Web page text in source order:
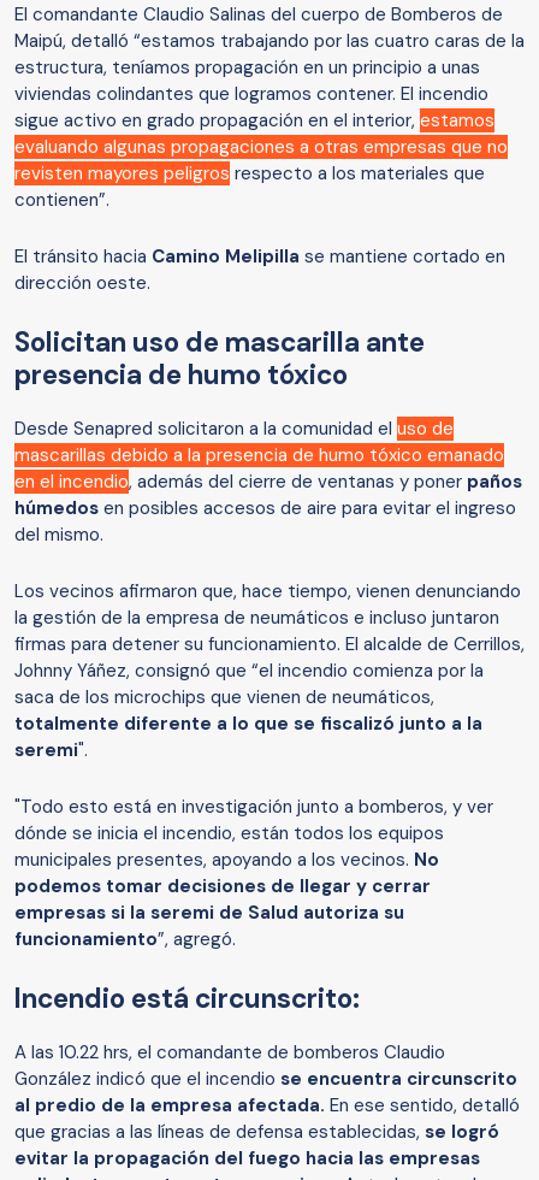
El comandante Claudio Salinas del cuerpo de Bomberos de
Maipú, detalló “estamos trabajando por las cuatro caras de la
estructura, teníamos propagación en un principio a unas
viviendas colindantes que logramos contener. El incendio
sigue activo en grado propagación en el interior, estamos
evaluando algunas propagaciones a otras empresas que no
revisten mayores peligros respecto a los materiales que
contienen”.
El tránsito hacia Camino Melipilla se mantiene cortado en
dirección oeste.
Solicitan uso de mascarilla ante
presencia de humo tóxico
Desde Senapred solicitaron a la comunidad el uso de
mascarillas debido a la presencia de humo tóxico emanado
en el incendio, además del cierre de ventanas y poner paños
húmedos en posibles accesos de aire para evitar el ingreso
del mismo.
Los vecinos afirmaron que, hace tiempo, vienen denunciando
la gestión de la empresa de neumáticos e incluso juntaron
firmas para detener su funcionamiento. El alcalde de Cerrillos,
Johnny Yáñez, consignó que “el incendio comienza por la
saca de los microchips que vienen de neumáticos,
totalmente diferente a lo que se fiscalizó junto a la
seremi".
"Todo esto está en investigación junto a bomberos, y ver
dónde se inicia el incendio, están todos los equipos
municipales presentes, apoyando a los vecinos. No
podemos tomar decisiones de llegar y cerrar
empresas si la seremi de Salud autoriza su
funcionamiento”, agregó.
Incendio está circunscrito:
A las 10.22 hrs, el comandante de bomberos Claudio
González indicó que el incendio se encuentra circunscrito
al predio de la empresa afectada. En ese sentido, detalló
que gracias a las líneas de defensa establecidas, se logró
evitar la propagación del fuego hacia las empresas